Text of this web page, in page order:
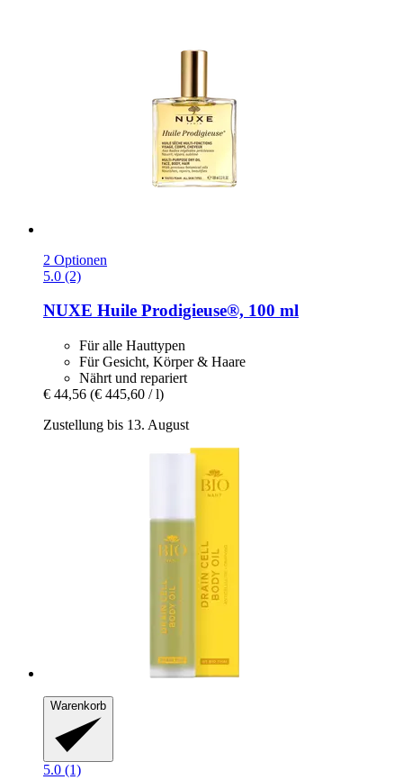
2 Optionen
5.0 (2)
NUXE Huile Prodigieuse®, 100 ml
Für alle Hauttypen
Für Gesicht, Körper & Haare
Nährt und repariert
€ 44,56 (€ 445,60 / l)
Zustellung bis 13. August
Warenkorb
5.0 (1)